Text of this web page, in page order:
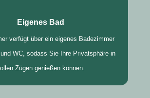
Eigenes Bad
verfügt über ein eigenes Badezimmer
WC, sodass Sie Ihre Privatsphäre in
Zügen genießen können.